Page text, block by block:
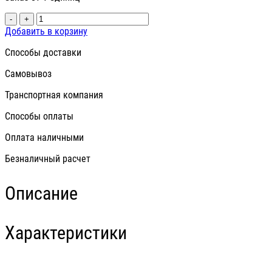
- +
Добавить в корзину
Способы доставки
Самовывоз
Транспортная компания
Способы оплаты
Оплата наличными
Безналичный расчет
Описание
Характеристики